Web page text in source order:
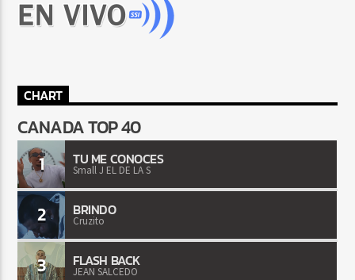
CHART
CANADA TOP 40
1 TU ME CONOCES
Small J EL DE LA S
2 BRINDO
Cruzito
3 FLASH BACK
JEAN SALCEDO